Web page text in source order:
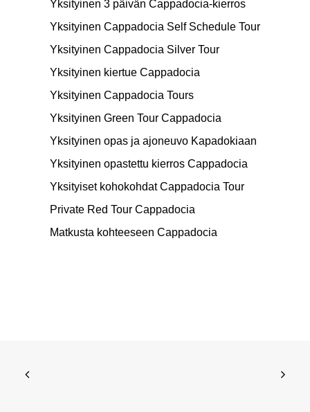
Yksityinen 3 päivän Cappadocia-kierros
Yksityinen Cappadocia Self Schedule Tour
Yksityinen Cappadocia Silver Tour
Yksityinen kiertue Cappadocia
Yksityinen Cappadocia Tours
Yksityinen Green Tour Cappadocia
Yksityinen opas ja ajoneuvo Kapadokiaan
Yksityinen opastettu kierros Cappadocia
Yksityiset kohokohdat Cappadocia Tour
Private Red Tour Cappadocia
Matkusta kohteeseen Cappadocia